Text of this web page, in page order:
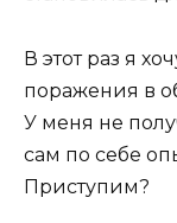
В этот раз я
поражения в
У меня не
сам по себе
Приступим?